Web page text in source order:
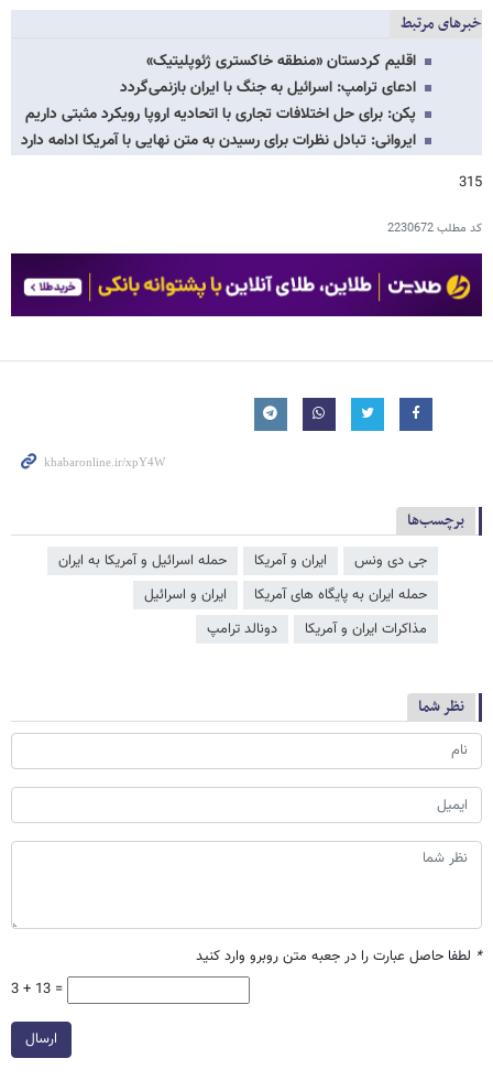
خبرهای مرتبط
اقلیم کردستان «منطقه خاکستری ژئوپلیتیک»
ادعای ترامپ: اسرائیل به جنگ با ایران بازنمی‌گردد
پکن: برای حل اختلافات تجاری با اتحادیه اروپا رویکرد مثبتی داریم
ایروانی: تبادل نظرات برای رسیدن به متن نهایی با آمریکا ادامه دارد
315
کد مطلب2230672
برچسب‌ها
جی دی ونس ایران و آمریکا
حمله اسرائیل و آمریکا به ایران
حمله ایران به پایگاه های آمریکا
ایران و اسرائیل
مذاکرات ایران و آمریکا
دونالد ترامپ
نظر شما
* لطفا حاصل عبارت را در جعبه متن روبرو وارد کنید
3 + 13 =
ارسال